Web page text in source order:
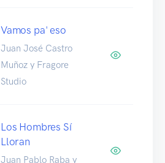
Vamos pa' eso
Juan José Castro
Muñoz y Fragore
Studio
Los Hombres Sí
Lloran
Juan Pablo Raba y